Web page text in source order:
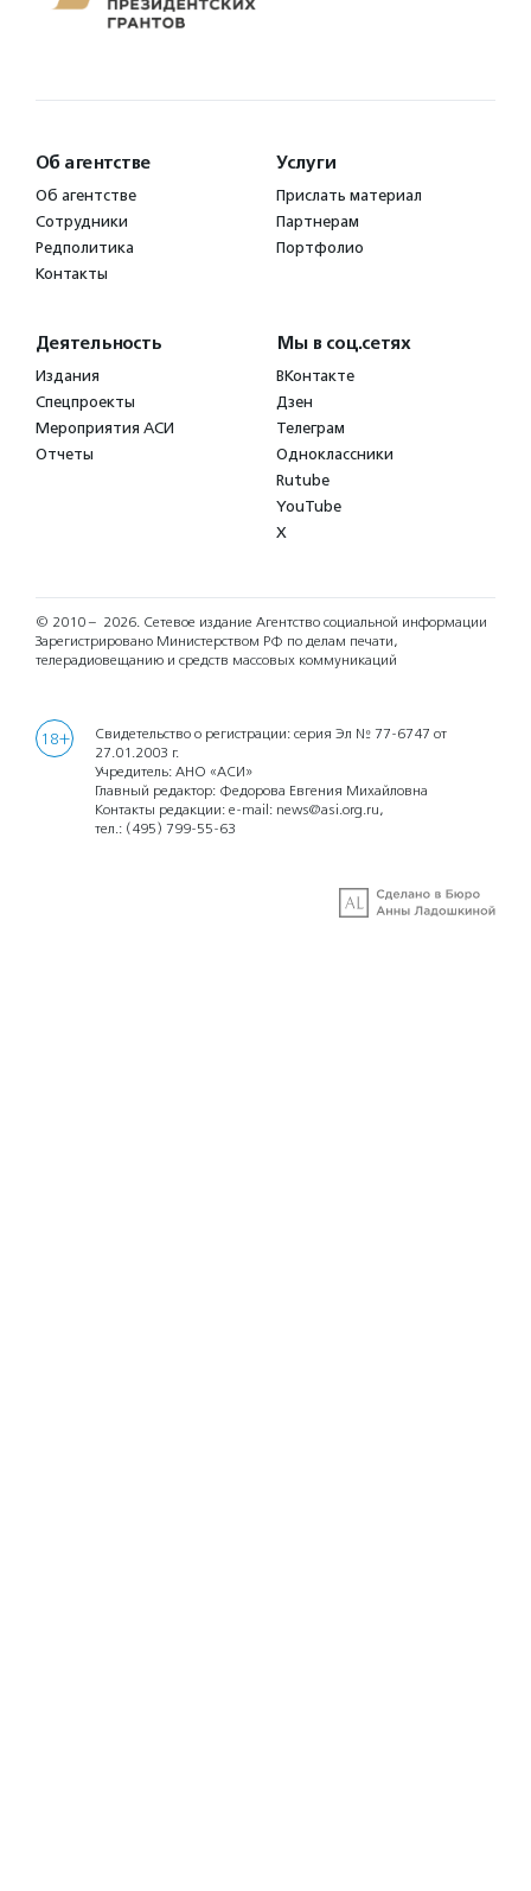
Об агентстве
Об агентстве
Сотрудники
Редполитика
Контакты
Услуги
Прислать материал
Партнерам
Портфолио
Деятельность
Издания
Спецпроекты
Мероприятия АСИ
Отчеты
Мы в соц.сетях
ВКонтакте
Дзен
Телеграм
Одноклассники
Rutube
YouTube
X
© 2010 – 2026. Сетевое издание Агентство социальной информации
Зарегистрировано Министерством РФ по делам печати,
телерадиовещанию и средств массовых коммуникаций
18+
Свидетельство о регистрации: серия Эл № 77-6747 от
27.01.2003 г.
Учредитель: АНО «АСИ»
Главный редактор: Федорова Евгения Михайловна
Контакты редакции: e-mail: news@asi.org.ru,
тел.: (495) 799-55-63